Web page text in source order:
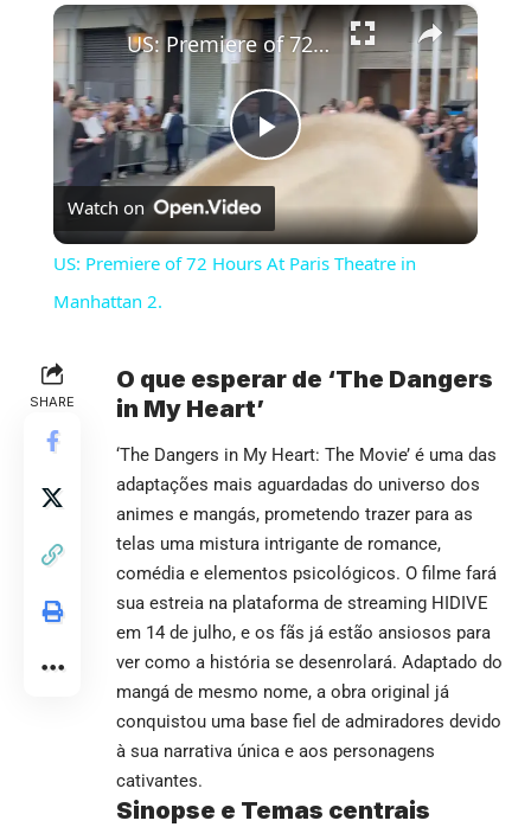
×
Play
Video
US: Premiere of 72 Hours At Paris Theatre in Manhattan 2.
Watch on
US: Premiere of 72 Hours At Paris Theatre in
Manhattan 2.
SHARE
O que esperar de ‘The Dangers
in My Heart’
‘The Dangers in My Heart: The Movie’ é uma das
adaptações mais aguardadas do universo dos
animes e mangás, prometendo trazer para as
telas uma mistura intrigante de romance,
comédia e elementos psicológicos. O filme fará
sua estreia na plataforma de streaming HIDIVE
em 14 de julho, e os fãs já estão ansiosos para
ver como a história se desenrolará. Adaptado do
mangá de mesmo nome, a obra original já
conquistou uma base fiel de admiradores devido
à sua narrativa única e aos personagens
cativantes.
Sinopse e Temas centrais